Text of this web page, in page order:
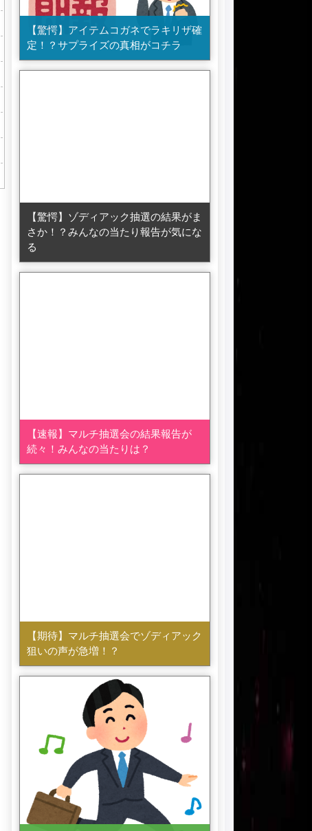
【驚愕】アイテムコガネでラキリザ確
定！？サプライズの真相がコチラ
【驚愕】ゾディアック抽選の結果がま
さか！？みんなの当たり報告が気にな
る
【速報】マルチ抽選会の結果報告が
続々！みんなの当たりは？
【期待】マルチ抽選会でゾディアック
狙いの声が急増！？